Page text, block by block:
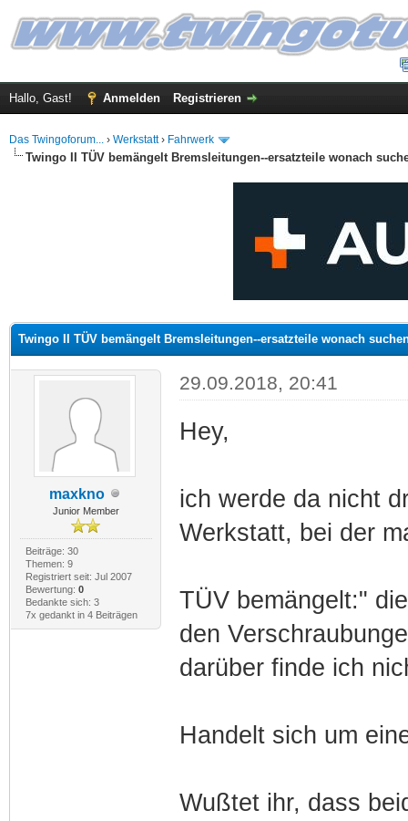
Hallo, Gast! Anmelden Registrieren
Das Twingoforum... › Werkstatt› Fahrwerk
Twingo II TÜV bemängelt Bremsleitungen--ersatzteile wonach
Twingo II TÜV bemängelt Bremsleitungen--ersatzteile wonach
maxkno
Junior Member
Beiträge: 30
Themen: 9
Registriert seit: Jul 2007
Bewertung: 0
Bedankte sich: 3
7x gedankt in 4 Beiträgen
29.09.2018, 20:41
Hey,
ich werde da nicht
Werkstatt, bei der
TÜV bemängelt:"
den
darüber finde ich
Handelt sich um
Wußtet ihr, dass